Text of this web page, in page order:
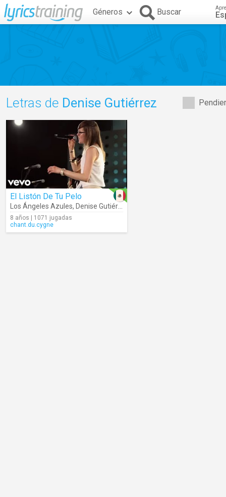
Géneros Buscar
Letras de Denise Gutiérrez
El Listón De Tu Pelo
Los Ángeles Azules, Denise Gutiérrez
8 años | 1071 jugadas
chant.du.cygne